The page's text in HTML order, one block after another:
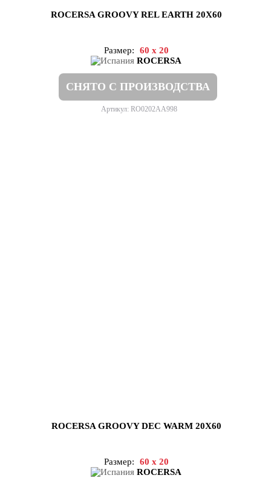
ROCERSA GROOVY REL EARTH 20X60
Размер:
60 x 20
ROCERSA
СНЯТО С ПРОИЗВОДСТВА
Артикул: RO0202AA998
ROCERSA GROOVY DEC WARM 20X60
Размер:
60 x 20
ROCERSA